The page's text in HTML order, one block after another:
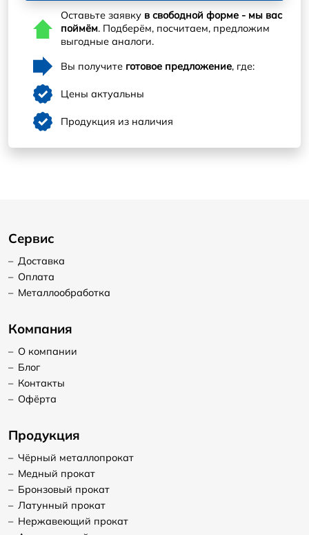
Оставьте заявку в свободной форме - мы вас
поймём. Подберём, посчитаем, предложим
выгодные аналоги.
Вы получите готовое предложение, где:
Цены актуальны
Продукция из наличия
Сервис
– Доставка
– Оплата
– Металлообработка
Компания
– О компании
– Блог
– Контакты
– Офёрта
Продукция
– Чёрный металлопрокат
– Медный прокат
– Бронзовый прокат
– Латунный прокат
– Нержавеющий прокат